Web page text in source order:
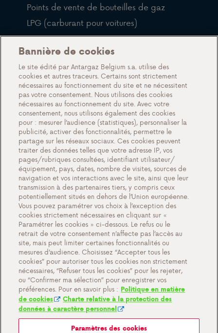
Points de vente de bouteilles de gaz
LPG (carburant pour voitures)
À propos de nous
Rencontrez Antargaz
Un futur durable
Témoignages
Actions
Événements
Travailler chez Antargaz
Contact
Paramètres des cookies
Documents importants et conditions générales
Politique de confidentialité et cookies
Bannière de cookies
Le site édité par Antargaz Belgium s.a. utilise des
cookies et autres traceurs. Certains sont strictement
nécessaires au fonctionnement du site et ne nécessitent
pas votre consentement. Nous utilisons des cookies
nécessaires au fonctionnement du site. Avec votre
consentement, nous utilisons également des cookies
pour : mesurer l’audience (statistiques), personnaliser la
publicité, activer des fonctionnalités, permettre le
partage sur les réseaux sociaux. Ces cookies peuvent
traiter des données telles que votre adresse IP, vos
pages/rubriques consultées, identifiant utilisateur/
équipement, pays, dates, nombre de visites, sources de
navigation et vos interactions avec le site, ainsi que leur
transmission à des partenaires tiers, y compris ceux
potentiellement situés en dehors de l’Union européenne.
Vous pouvez paramétrer vos choix à l’exception des
cookies strictement nécessaires en cliquant sur «
Paramétrer les cookies » ci-dessous. Le refus ou le
retrait de votre consentement n’affecte pas l’accès au
site, mais peut limiter certaines fonctionnalités ou
mesures d’audience. Choisissez “Accepter tous les
cookies” pour autoriser tous les cookies non strictement
nécessaires, “Refuser tous les cookies” pour les rejeter,
ou “Confirmer ma sélection” pour enregistrer vos
préférences. Pour en savoir plus : Politique en matière
de cookies
Charte relative à la protection des
données à caractère personnel
Paramètres des cookies